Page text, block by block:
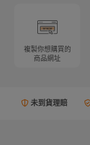
複製你想購買的
商品網址
未到貨理賠